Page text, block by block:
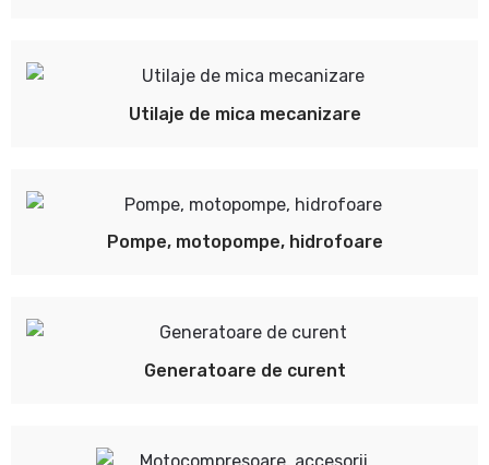
Utilaje de mica mecanizare
Pompe, motopompe, hidrofoare
Generatoare de curent